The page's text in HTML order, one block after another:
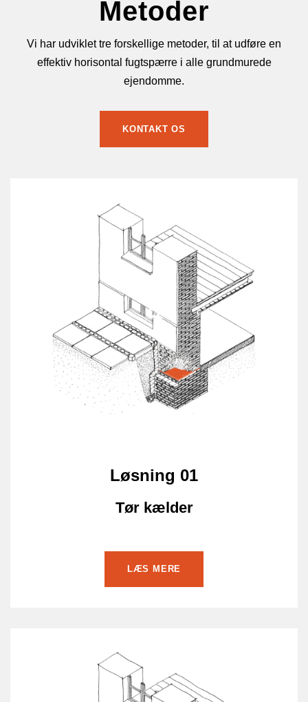
Metoder
Vi har udviklet tre forskellige metoder, til at udføre en
effektiv horisontal fugtspærre i alle grundmurede
ejendomme.
KONTAKT OS
Løsning 01
Tør kælder
LÆS MERE